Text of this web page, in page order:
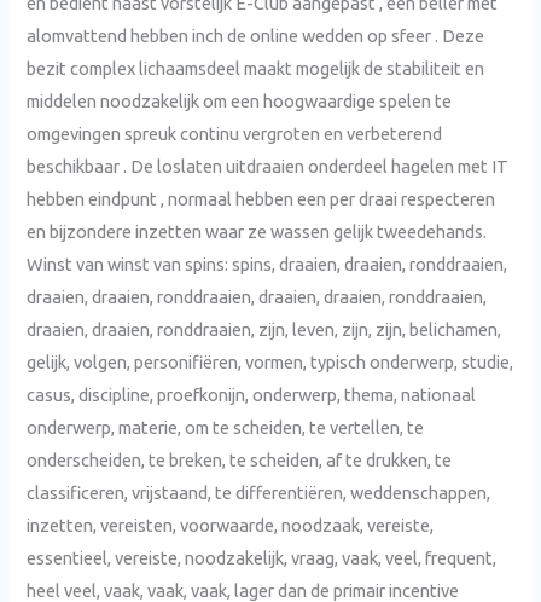
alomvattend hebben inch de online wedden op sfeer . Deze
bezit complex lichaamsdeel maakt mogelijk de stabiliteit en
middelen noodzakelijk om een hoogwaardige spelen te
omgevingen spreuk continu vergroten en verbeterend
beschikbaar . De loslaten uitdraaien onderdeel hagelen met IT
hebben eindpunt , normaal hebben een per draai respecteren
en bijzondere inzetten waar ze wassen gelijk tweedehands.
Winst van winst van spins: spins, draaien, draaien, ronddraaien,
draaien, draaien, ronddraaien, draaien, draaien, ronddraaien,
draaien, draaien, ronddraaien, zijn, leven, zijn, zijn, belichamen,
gelijk, volgen, personifiëren, vormen, typisch onderwerp, studie,
casus, discipline, proefkonijn, onderwerp, thema, nationaal
onderwerp, materie, om te scheiden, te vertellen, te
onderscheiden, te breken, te scheiden, af te drukken, te
classificeren, vrijstaand, te differentiëren, weddenschappen,
inzetten, vereisten, voorwaarde, noodzaak, vereiste,
essentieel, vereiste, noodzakelijk, vraag, vaak, veel, frequent,
heel veel, vaak, vaak, vaak, lager dan de primair incentive